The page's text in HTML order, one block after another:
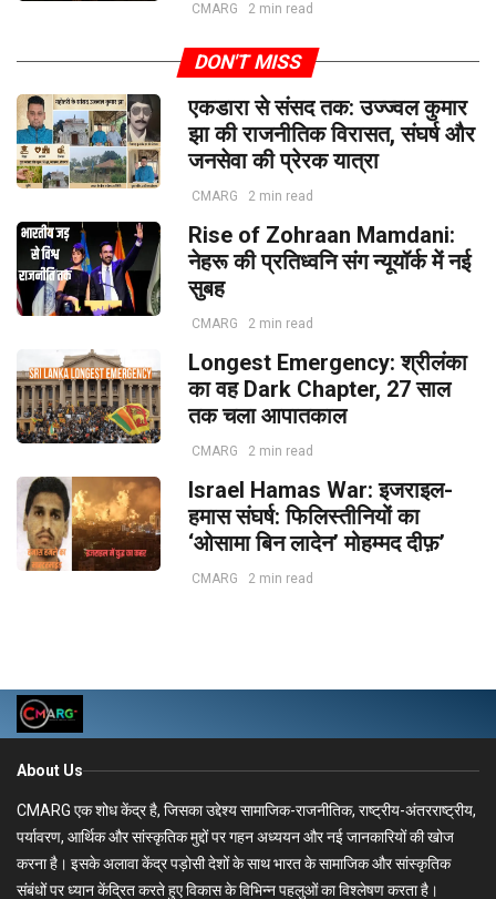
CMARG 2 min read
DON'T MISS
एकडारा से संसद तक: उज्ज्वल कुमार
झा की राजनीतिक विरासत, संघर्ष और
जनसेवा की प्रेरक यात्रा
CMARG 2 min read
Rise of Zohraan Mamdani:
नेहरू की प्रतिध्वनि संग न्यूयॉर्क में नई
सुबह
CMARG 2 min read
Longest Emergency: श्रीलंका
का वह Dark Chapter, 27 साल
तक चला आपातकाल
CMARG 2 min read
Israel Hamas War: इजराइल-
हमास संघर्ष: फिलिस्तीनियों का
‘ओसामा बिन लादेन’ मोहम्मद दीफ़’
CMARG 2 min read
About Us
CMARG एक शोध केंद्र है, जिसका उद्देश्य सामाजिक-राजनीतिक, राष्ट्रीय-अंतरराष्ट्रीय,
पर्यावरण, आर्थिक और सांस्कृतिक मुद्दों पर गहन अध्ययन और नई जानकारियों की खोज
करना है। इसके अलावा केंद्र पड़ोसी देशों के साथ भारत के सामाजिक और सांस्कृतिक
संबंधों पर ध्यान केंद्रित करते हुए विकास के विभिन्न पहलुओं का विश्लेषण करता है।